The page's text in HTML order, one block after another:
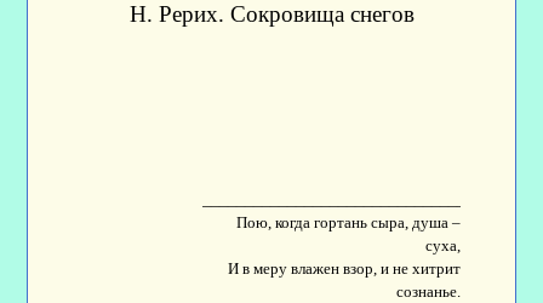
Н. Рерих. Сокровища снегов
Пою, когда гортань сыра, душа –
суха,
И в меру влажен взор, и не хитрит
сознанье.